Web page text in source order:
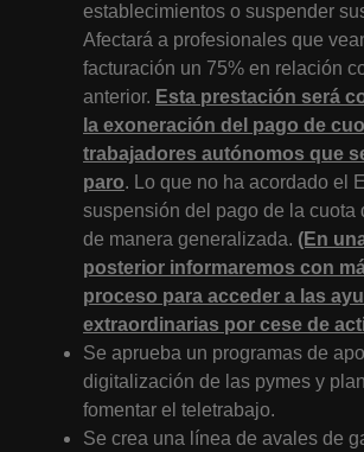
establecimientos o suspender
Afectará a profesionales que
facturación un 75% en relación
anterior. Esta prestación será
la exoneración del pago de
trabajadores autónomos que
paro. Lo que no ha acordado el
suspensión del pago de la cuota
de manera generalizada. (En
posterior informaremos con
proceso para acceder a las
extraordinarias por cese de
Se aprueba un programas de
digitalización de las pymes y
fomentar el teletrabajo.
Se crea una línea de avales de